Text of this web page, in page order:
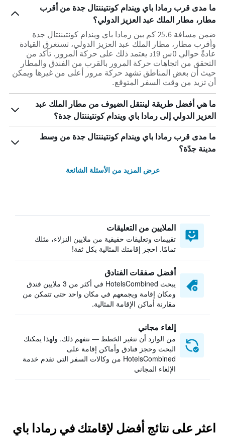
ما مدى قرب رمادا باي ويندام كونتيننتال جدة من أقرب
مطار، مطار الملك عبد العزيز الدولي؟
ضمن مسافة 25.6 كم بين رمادا باي ويندام كونتيننتال جدة
وأقرب مطار، مطار الملك عبد العزيز الدولي، تستغرق القيادة
عادةً حوالي 0س 19د يعتمد ذلك على حركة المرور. تأكد من
التحقق من اتجاهات حركة المرور بالقرب من الفندق والمطار
حيث أن بعض المناطق تشهد حركة مرور أعلى من غيرها ويمكن
أن تزيد من وقت السفر المتوقع.
ما هي أفضل طريقة لينتقل الضيوف من مطار الملك عبد
العزيز الدولي إلى رمادا باي ويندام كونتيننتال جدة؟
ما مدى قرب رمادا باي ويندام كونتيننتال جدة من وسط
مدينة جدّة؟
عرض المزيد من الأسئلة الشائعة
الملايين من التعليقات
تقييمات وتعليقات حقيقية من ملايين النزلاء، مثلك
تمامًا. احجز إقامتك المثالية بكل ثقة!
أفضل صفقات الفنادق
يبحث HotelsCombined في أكثر من 3 ملايين فندق
ومكان إقامة ويجمعهم في مكان واحد حتى تتمكن من
مقارنة أماكن الإقامة المثالية.
إلغاء مجاني
من الوارد أن تتغير الخطط — نتفهم ذلك. ولهذا يمكنك
البحث وحجز فنادق وأماكن إقامة على
HotelsCombined من وكالات السفر التي تقدم خدمة
الإلغاء المجاني
اعثر على نتائج أفضل لإقامتك في رمادا باي